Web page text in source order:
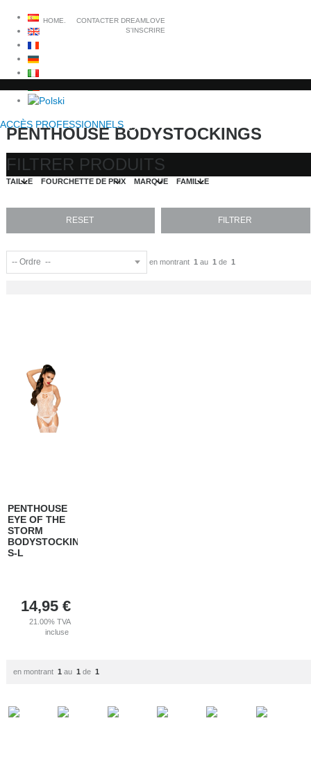
ACCÈS PROFESSIONNELS
HOME.
CONTACTER DREAMLOVE
S'INSCRIRE
PENTHOUSE BODYSTOCKINGS
FILTRER PRODUITS
TAILLE FOURCHETTE DE PRIX MARQUE FAMILLE
en montrant 1 au 1 de 1
PENTHOUSE
EYE OF THE
STORM
BODYSTOCKING
S-L
14,95 €
21.00%TVA
incluse
en montrant 1 au 1 de 1